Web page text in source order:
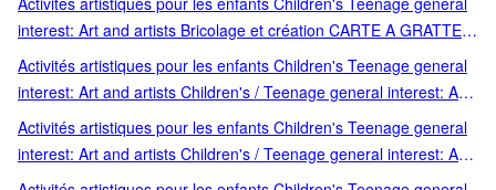
general interest: Music Documentaires jeunesse Musique et
interest: Art and artists Bricolage et création CARTE A GRATTER;
activite enfant; activite enfant 6 ans; activite enfant 7 ans; activite
enfant 8 ans; activite enfant 9 ans; ateliers du calme; activite
Teenage general interest: Art and artists Children's: picture books
activity books early learning concepts Loisirs créatifs Loisirs et
Activités artistiques pour les enfants Children's Teenage general
interest: Art and artists Children's / Teenage general interest: Art
and artists Children's interactive and activity books and kits
Comptines et chansons Gallimard Livres 3 ans et + Livres-CD
Activités artistiques pour les enfants Children's Teenage general
interest: Art and artists Children's / Teenage general interest: Art
and artists Children's interactive and activity books and kits Livres